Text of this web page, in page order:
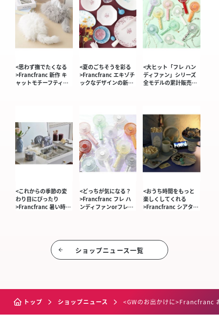
<思わず撫でたくなる
>Francfranc 新作 キ
ャットモチーフティ…
<夏のごちそうを彩る
>Francfranc エキゾチ
ックなデザインの新…
<大ヒット「フレ ハン
ディファン」シリーズ
全モデルの累計販売…
<これからの季節の変
わり目にぴったり
>Francfranc 暑い時…
<どっちが気になる？
>Francfranc フレ ハ
ンディファンorフレ…
<おうち時間をもっと
楽しくしてくれる
>Francfranc シアタ…
ショップニュース⼀覧
トップ ショップニュース <GWのお出かけに>Francfranc